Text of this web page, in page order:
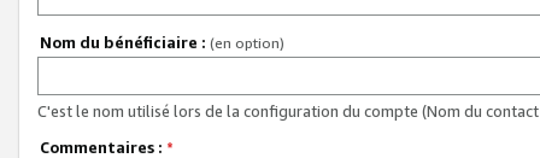
Nom du bénéficiaire : (en option)
C'est le nom utilisé lors de la configuration du compte (Nom du
Commentaires : *